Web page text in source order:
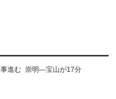
事進む 崇明―宝山が17分